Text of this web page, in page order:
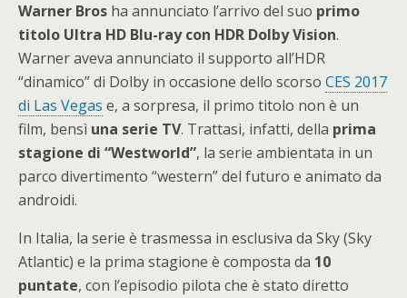
Warner Bros ha annunciato l’arrivo del suo primo
titolo Ultra HD Blu-ray con HDR Dolby Vision.
Warner aveva annunciato il supporto all’HDR
“dinamico” di Dolby in occasione dello scorso CES 2017
di Las Vegas e, a sorpresa, il primo titolo non è un
film, bensì una serie TV. Trattasi, infatti, della prima
stagione di “Westworld”, la serie ambientata in un
parco divertimento “western” del futuro e animato da
androidi.
In Italia, la serie è trasmessa in esclusiva da Sky (Sky
Atlantic) e la prima stagione è composta da 10
puntate, con l’episodio pilota che è stato diretto